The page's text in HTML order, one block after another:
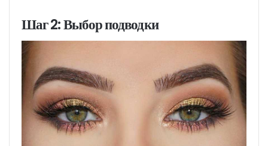
Шаг 2: Выбор подводки